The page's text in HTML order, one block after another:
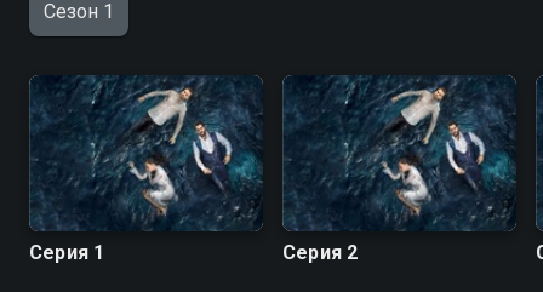
Сезон 1
Серия 1 Серия 2